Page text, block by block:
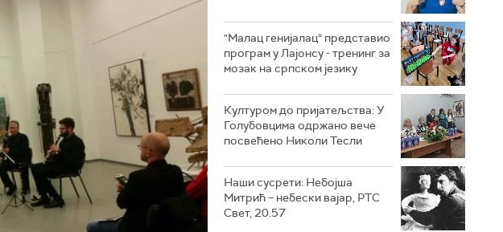
"Малац генијалац“ представио
програм у Лајонсу - тренинг за
мозак на српском језику
Културом до пријатељства: У
Голубовцима одржано вече
посвећено Николи Тесли
Наши сусрети: Небојша
Митрић – небески вајар, РТС
Свет, 20.57